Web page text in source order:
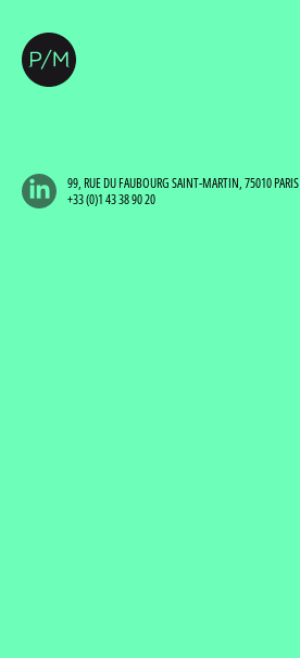
99, RUE DU FAUBOURG SAINT-MARTIN, 75010 PARIS
+33 (0)1 43 38 90 20